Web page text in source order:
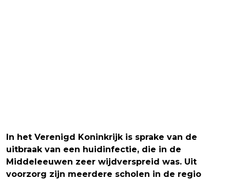
In het Verenigd Koninkrijk is sprake van de
uitbraak van een huidinfectie, die in de
Middeleeuwen zeer wijdverspreid was. Uit
voorzorg zijn meerdere scholen in de regio